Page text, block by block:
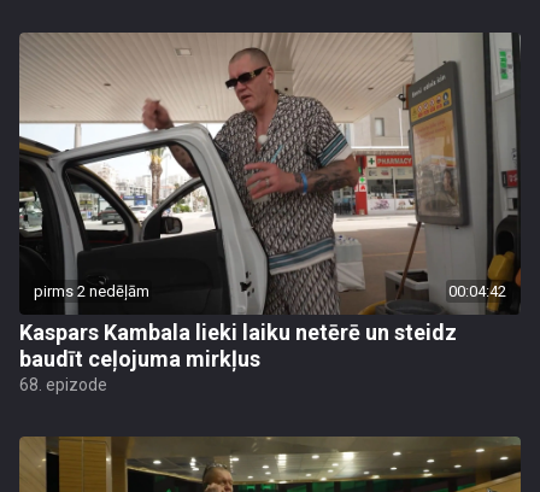
pirms 2 nedēļām 00:04:42
Kaspars Kambala lieki laiku netērē un steidz
baudīt ceļojuma mirkļus
68. epizode